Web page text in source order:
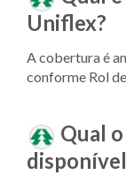
Uniflex?
A cobertura é
conforme Rol
Qual